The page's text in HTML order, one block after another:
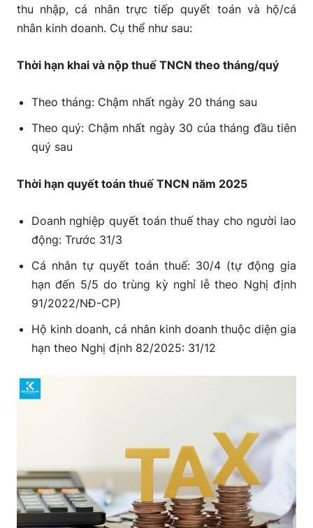
thu nhập, cá nhân trực tiếp quyết toán và hộ/cá
nhân kinh doanh. Cụ thể như sau:
Thời hạn khai và nộp thuế TNCN theo tháng/quý
Theo tháng: Chậm nhất ngày 20 tháng sau
Theo quý: Chậm nhất ngày 30 của tháng đầu tiên
quý sau
Thời hạn quyết toán thuế TNCN năm 2025
Doanh nghiệp quyết toán thuế thay cho người lao
động: Trước 31/3
Cá nhân tự quyết toán thuế: 30/4 (tự động gia
hạn đến 5/5 do trùng kỳ nghỉ lễ theo Nghị định
91/2022/NĐ-CP)
Hộ kinh doanh, cá nhân kinh doanh thuộc diện gia
hạn theo Nghị định 82/2025: 31/12